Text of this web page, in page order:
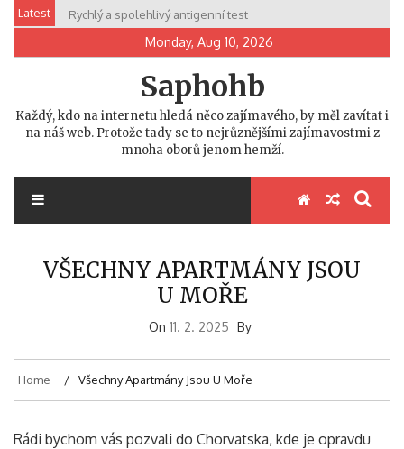
Skip
content
Latest Rychlý a spolehlivý antigenní test
Monday, Aug 10, 2026
Saphohb
Každý, kdo na internetu hledá něco zajímavého, by měl zavítat i
na náš web. Protože tady se to nejrůznějšími zajímavostmi z
mnoha oborů jenom hemží.
VŠECHNY APARTMÁNY JSOU
U MOŘE
On 11. 2. 2025 By
Home Všechny Apartmány Jsou U Moře
Rádi bychom vás pozvali do Chorvatska, kde je opravdu